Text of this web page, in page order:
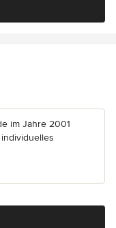
im Jahre 2001